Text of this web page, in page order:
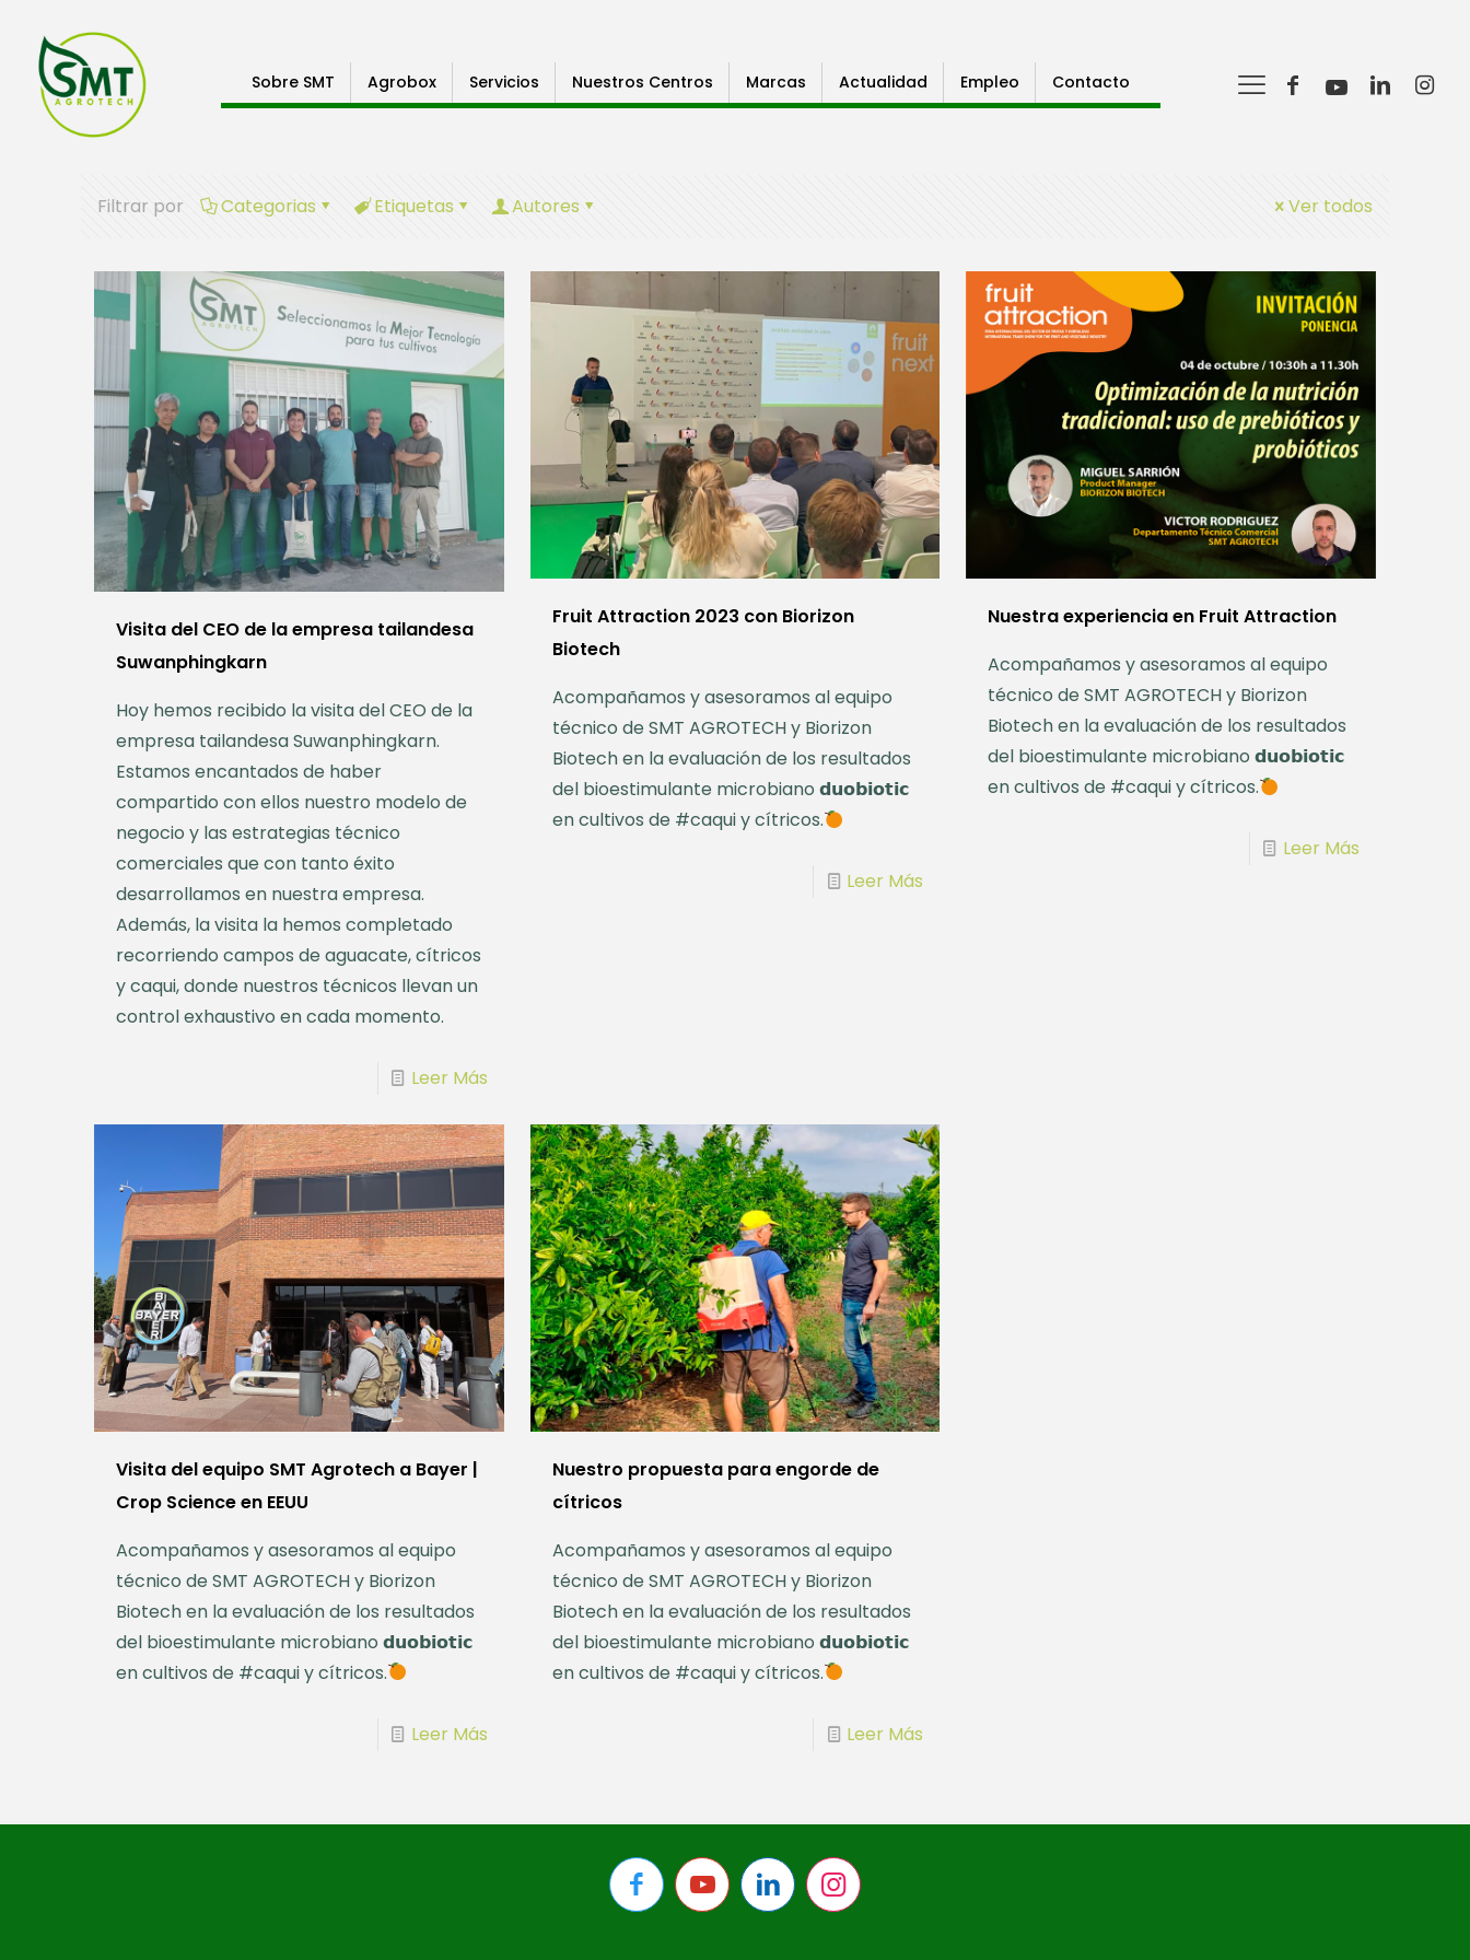
Sobre SMT Agrobox Servicios Nuestros Centros Marcas Actualidad Empleo Contacto
Filtrar por Categorias Etiquetas Autores Ver todos
Visita del CEO de la empresa tailandesa
Suwanphingkarn
Hoy hemos recibido la visita del CEO de la
empresa tailandesa Suwanphingkarn.
Estamos encantados de haber
compartido con ellos nuestro modelo de
negocio y las estrategias técnico
comerciales que con tanto éxito
desarrollamos en nuestra empresa.
Además, la visita la hemos completado
recorriendo campos de aguacate, cítricos
y caqui, donde nuestros técnicos llevan un
control exhaustivo en cada momento.
Leer Más
Fruit Attraction 2023 con Biorizon
Biotech
Acompañamos y asesoramos al equipo
técnico de SMT AGROTECH y Biorizon
Biotech en la evaluación de los resultados
del bioestimulante microbiano 𝗱𝘂𝗼𝗯𝗶𝗼𝘁𝗶𝗰
en cultivos de #caqui y cítricos.
Leer Más
Nuestra experiencia en Fruit Attraction
Acompañamos y asesoramos al equipo
técnico de SMT AGROTECH y Biorizon
Biotech en la evaluación de los resultados
del bioestimulante microbiano 𝗱𝘂𝗼𝗯𝗶𝗼𝘁𝗶𝗰
en cultivos de #caqui y cítricos.
Leer Más
Visita del equipo SMT Agrotech a Bayer |
Crop Science en EEUU
Acompañamos y asesoramos al equipo
técnico de SMT AGROTECH y Biorizon
Biotech en la evaluación de los resultados
del bioestimulante microbiano 𝗱𝘂𝗼𝗯𝗶𝗼𝘁𝗶𝗰
en cultivos de #caqui y cítricos.
Leer Más
Nuestro propuesta para engorde de
cítricos
Acompañamos y asesoramos al equipo
técnico de SMT AGROTECH y Biorizon
Biotech en la evaluación de los resultados
del bioestimulante microbiano 𝗱𝘂𝗼𝗯𝗶𝗼𝘁𝗶𝗰
en cultivos de #caqui y cítricos.
Leer Más